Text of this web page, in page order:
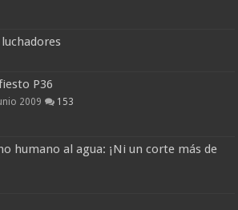
P36
2009 153
humano al agua: ¡Ni un corte más de